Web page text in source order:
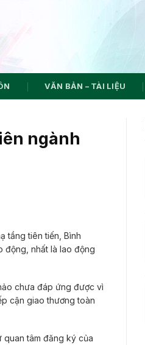
VĂN BẢN – TÀI LIỆU
ngành
tầng tiên tiến, Bình
động, nhất là lao động
chưa đáp ứng được vì
cận giao thương toàn
quan tâm đăng ký của